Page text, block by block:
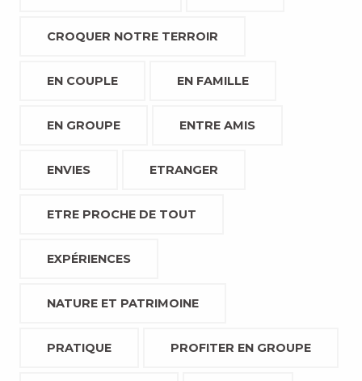
CROQUER NOTRE TERROIR
EN COUPLE EN FAMILLE
EN GROUPE ENTRE AMIS
ENVIES ETRANGER
ETRE PROCHE DE TOUT
EXPÉRIENCES
NATURE ET PATRIMOINE
PRATIQUE PROFITER EN GROUPE